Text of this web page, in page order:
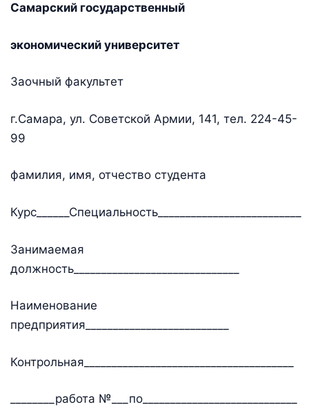
Самарский государственный
экономический университет
Заочный факультет
г.Самара, ул. Советской Армии, 141, тел. 224-45-
99
фамилия, имя, отчество студента
Курс______Специальность__________________________
Занимаемая
должность______________________________
Наименование
предприятия__________________________
Контрольная______________________________________
________работа №___по____________________________